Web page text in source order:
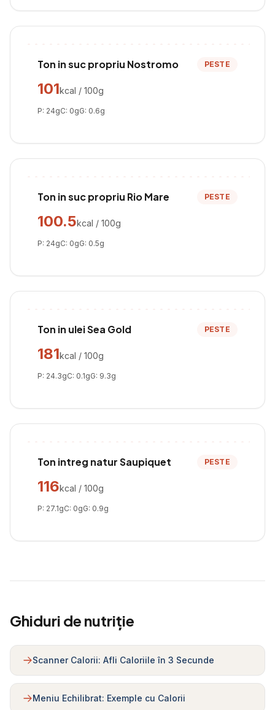
Ton in suc propriu Nostromo PESTE
101kcal / 100g
P: 24gC: 0gG: 0.6g
Ton in suc propriu Rio Mare PESTE
100.5kcal / 100g
P: 24gC: 0gG: 0.5g
Ton in ulei Sea Gold PESTE
181kcal / 100g
P: 24.3gC: 0.1gG: 9.3g
Ton intreg natur Saupiquet PESTE
116kcal / 100g
P: 27.1gC: 0gG: 0.9g
Ghiduri de nutriție
Scanner Calorii: Afli Caloriile în 3 Secunde
Meniu Echilibrat: Exemple cu Calorii